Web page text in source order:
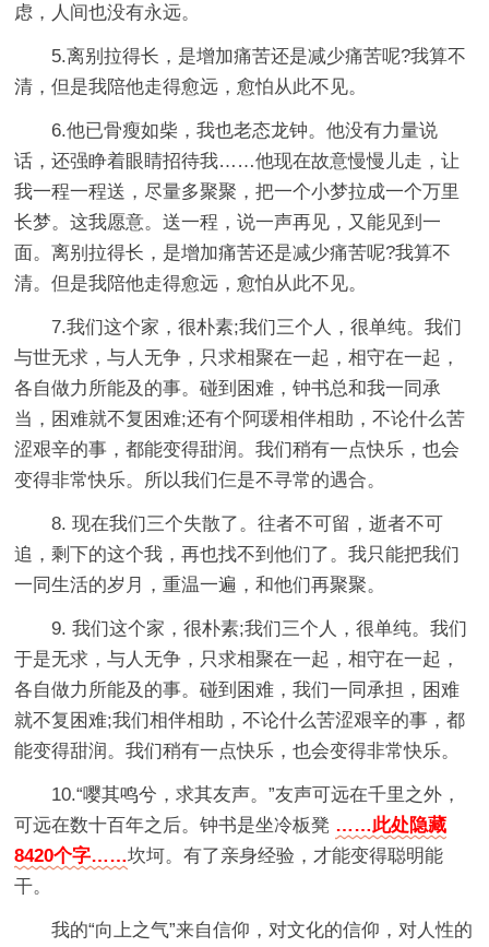
虑，人间也没有永远。
5.离别拉得长，是增加痛苦还是减少痛苦呢?我算不
清，但是我陪他走得愈远，愈怕从此不见。
6.他已骨瘦如柴，我也老态龙钟。他没有力量说
话，还强睁着眼睛招待我……他现在故意慢慢儿走，让
我一程一程送，尽量多聚聚，把一个小梦拉成一个万里
长梦。这我愿意。送一程，说一声再见，又能见到一
面。离别拉得长，是增加痛苦还是减少痛苦呢?我算不
清。但是我陪他走得愈远，愈怕从此不见。
7.我们这个家，很朴素;我们三个人，很单纯。我们
与世无求，与人无争，只求相聚在一起，相守在一起，
各自做力所能及的事。碰到困难，钟书总和我一同承
当，困难就不复困难;还有个阿瑗相伴相助，不论什么苦
涩艰辛的事，都能变得甜润。我们稍有一点快乐，也会
变得非常快乐。所以我们仨是不寻常的遇合。
8. 现在我们三个失散了。往者不可留，逝者不可
追，剩下的这个我，再也找不到他们了。我只能把我们
一同生活的岁月，重温一遍，和他们再聚聚。
9. 我们这个家，很朴素;我们三个人，很单纯。我们
于是无求，与人无争，只求相聚在一起，相守在一起，
各自做力所能及的事。碰到困难，我们一同承担，困难
就不复困难;我们相伴相助，不论什么苦涩艰辛的事，都
能变得甜润。我们稍有一点快乐，也会变得非常快乐。
10.“嘤其鸣兮，求其友声。”友声可远在千里之外，
可远在数十百年之后。钟书是坐冷板凳 ……此处隐藏
8420个字……坎坷。有了亲身经验，才能变得聪明能
干。
我的“向上之气”来自信仰，对文化的信仰，对人性的